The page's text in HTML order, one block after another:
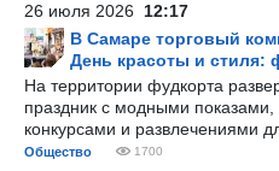
26 июля 2026 12:17
В Самаре торговый
День красоты и стиля:
На территории фудкорта
праздник с модными показами,
конкурсами и развлечениями
Общество 1700